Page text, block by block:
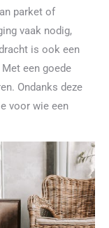
parket of
vaak nodig,
is ook een
een goede
Ondanks deze
voor wie een